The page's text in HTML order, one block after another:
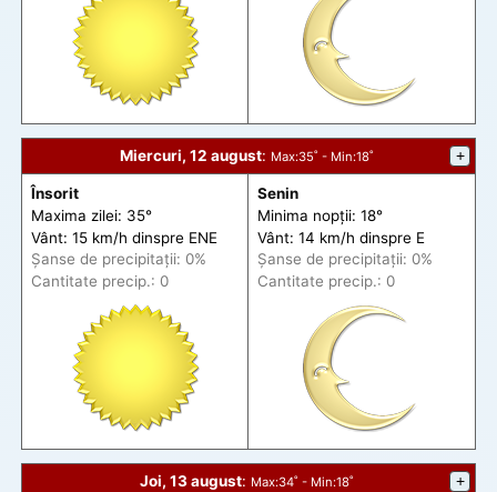
Miercuri, 12 august: Max:35˚ - Min:18˚ +
Însorit
Maxima zilei: 35°
Vânt: 15 km/h dinspre ENE
Șanse de precipitații: 0%
Cantitate precip.: 0
Senin
Minima nopții: 18°
Vânt: 14 km/h dinspre E
Șanse de precipitații: 0%
Cantitate precip.: 0
Joi, 13 august: Max:34˚ - Min:18˚ +